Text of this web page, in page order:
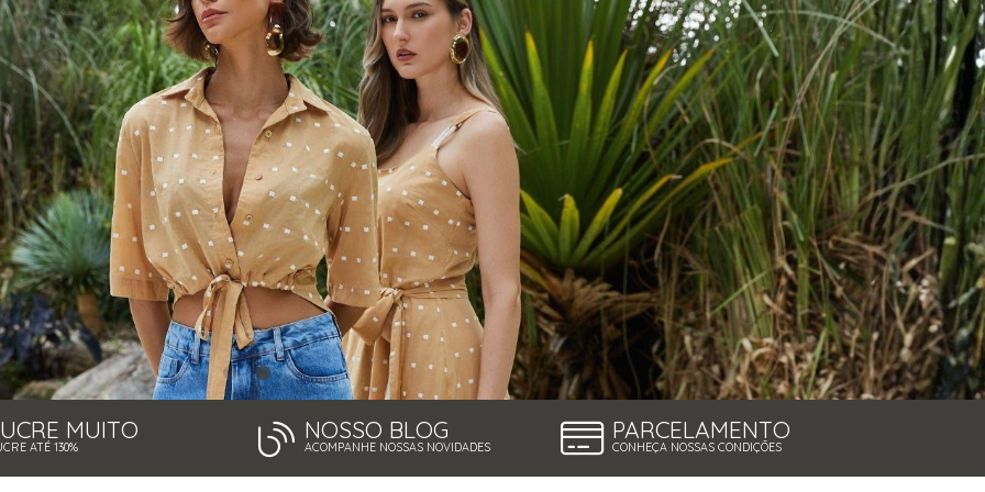
MUITO
ATÉ 130%
NOSSO BLOG
ACOMPANHE NOSSAS NOVIDADES
PARCELAMENTO
CONHEÇA NOSSAS CONDIÇÕES